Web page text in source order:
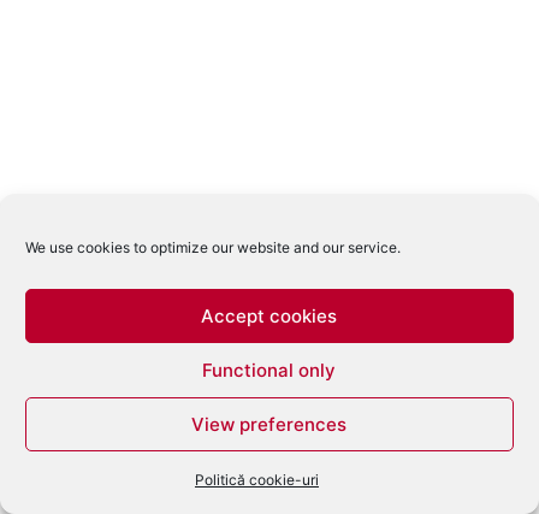
We use cookies to optimize our website and our service.
Accept cookies
Functional only
View preferences
Politică cookie-uri